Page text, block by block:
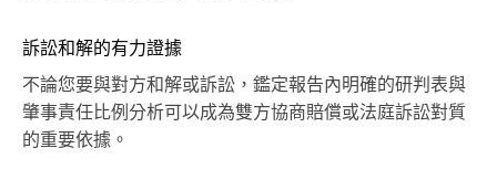
訴訟和解的有力證據
不論您要與對方和解或訴訟，鑑定報告內明確的研判表與
肇事責任比例分析可以成為雙方協商賠償或法庭訴訟對質
的重要依據。